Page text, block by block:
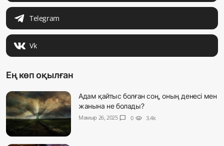
Telegram
Vk
Ең көп оқылған
Адам қайтыс болған соң, оның денесі мен
жанына не болады?
Мамыр 26, 2025 chat_bubble 0 visibility 3.4k